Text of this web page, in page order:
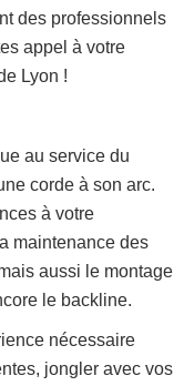
des professionnels
appel à votre
Lyon !
au service du
corde à son arc.
à votre
maintenance des
aussi le montage
le backline.
nécessaire
jongler avec vos